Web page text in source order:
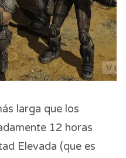
larga que los
12 horas
Elevada (que es